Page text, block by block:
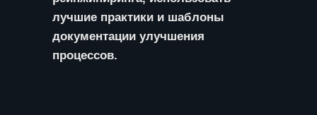
лучшие практики и шаблоны
документации улучшения
процессов.